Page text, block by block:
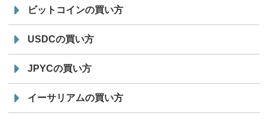
ビットコインの買い方
USDCの買い方
JPYCの買い方
イーサリアムの買い方